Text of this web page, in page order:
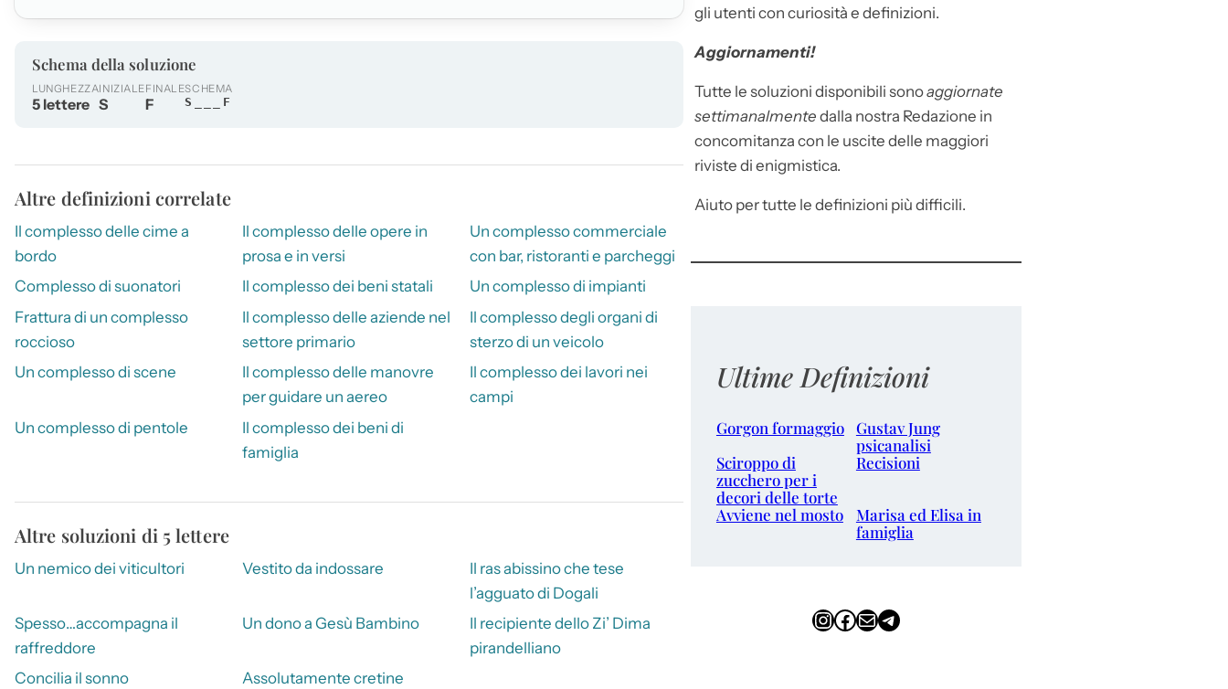
Schema della soluzione
LUNGHEZZA
5 lettere
INIZIALE
S
FINALE
F
SCHEMA
S___F
Altre definizioni correlate
Il complesso delle cime a
bordo
Il complesso delle opere in
prosa e in versi
Un complesso commerciale
con bar, ristoranti e parcheggi
Complesso di suonatori
Il complesso dei beni statali
Un complesso di impianti
Frattura di un complesso
roccioso
Il complesso delle aziende nel
settore primario
Il complesso degli organi di
sterzo di un veicolo
Un complesso di scene
Il complesso delle manovre
per guidare un aereo
Il complesso dei lavori nei
campi
Un complesso di pentole
Il complesso dei beni di
famiglia
Altre soluzioni di 5 lettere
Un nemico dei viticultori Vestito da indossare
Il ras abissino che tese
l’agguato di Dogali
Spesso…accompagna il
raffreddore
Un dono a Gesù Bambino
Il recipiente dello Zi’ Dima
pirandelliano
Concilia il sonno
Assolutamente cretine
gli utenti con curiosità e definizioni.
Aggiornamenti!
Tutte le soluzioni disponibili sonoaggiornate
settimanalmente dalla nostra Redazione in
concomitanza con le uscite delle maggiori
riviste di enigmistica.
Aiuto per tutte le definizioni più difficili.
Ultime Definizioni
Gorgon formaggio Gustav Jung
psicanalisi
Sciroppo di
zucchero per i
decori delle torte
Recisioni
Avviene nel mosto
Marisa ed Elisa in
famiglia
InstagramFacebook Email Telegram